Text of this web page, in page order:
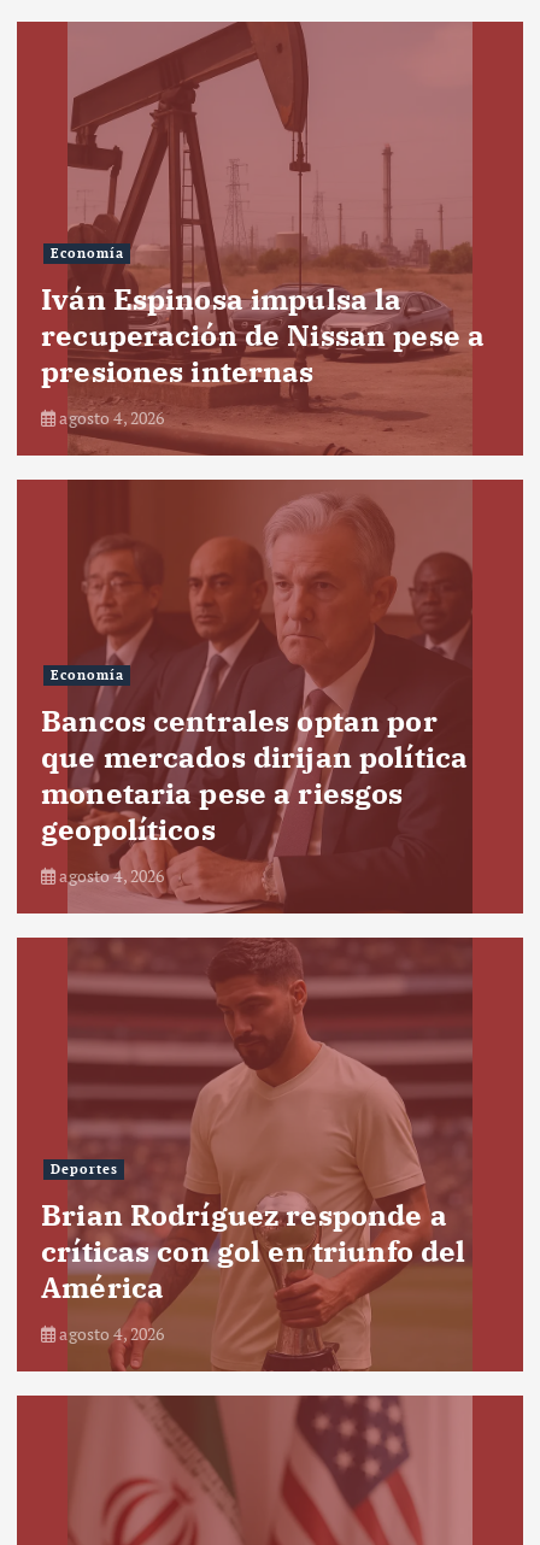
Economía
Iván Espinosa impulsa la
recuperación de Nissan pese a
presiones internas
agosto 4, 2026
Economía
Bancos centrales optan por
que mercados dirijan política
monetaria pese a riesgos
geopolíticos
agosto 4, 2026
Deportes
Brian Rodríguez responde a
críticas con gol en triunfo del
América
agosto 4, 2026